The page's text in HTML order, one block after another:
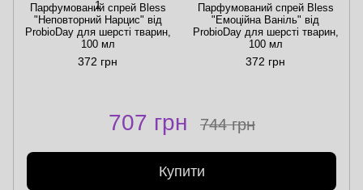
Парфумований спрей Bless
"Неповторний Нарцис" від
ProbioDay для шерсті тварин,
100 мл
372 грн
Парфумований спрей Bless
"Емоційна Ваніль" від
ProbioDay для шерсті тварин,
100 мл
372 грн
707 грн 744 грн
Купити